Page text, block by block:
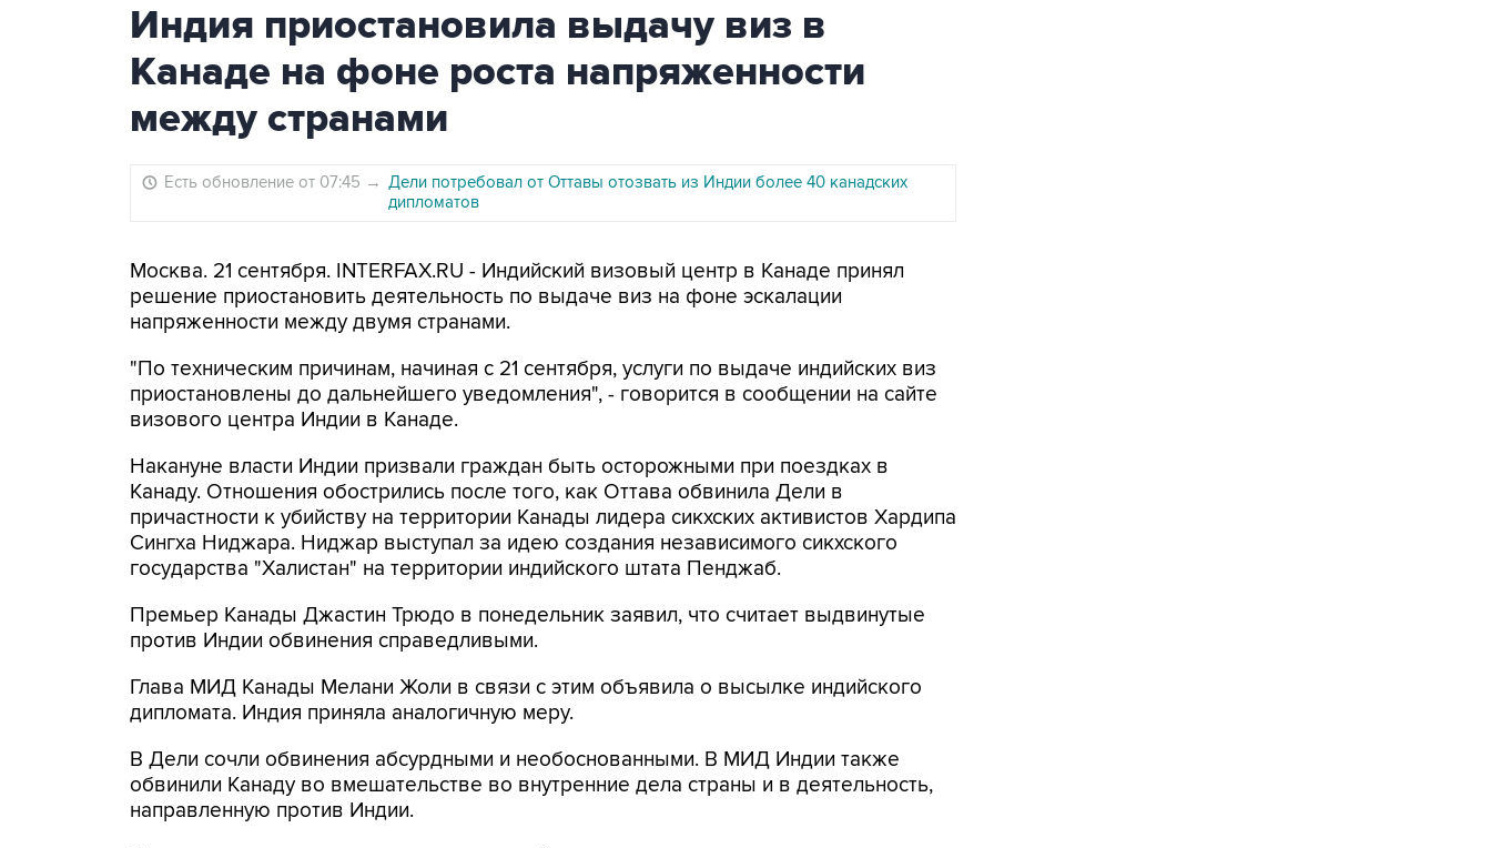
Индия приостановила выдачу виз в
Канаде на фоне роста напряженности
между странами
Есть обновление от 07:45 → Дели потребовал от Оттавы отозвать из Индии более 40 канадских
дипломатов
Москва. 21 сентября. INTERFAX.RU - Индийский визовый центр в Канаде принял
решение приостановить деятельность по выдаче виз на фоне эскалации
напряженности между двумя странами.
"По техническим причинам, начиная с 21 сентября, услуги по выдаче индийских виз
приостановлены до дальнейшего уведомления", - говорится в сообщении на сайте
визового центра Индии в Канаде.
Накануне власти Индии призвали граждан быть осторожными при поездках в
Канаду. Отношения обострились после того, как Оттава обвинила Дели в
причастности к убийству на территории Канады лидера сикхских активистов Хардипа
Сингха Ниджара. Ниджар выступал за идею создания независимого сикхского
государства "Халистан" на территории индийского штата Пенджаб.
Премьер Канады Джастин Трюдо в понедельник заявил, что считает выдвинутые
против Индии обвинения справедливыми.
Глава МИД Канады Мелани Жоли в связи с этим объявила о высылке индийского
дипломата. Индия приняла аналогичную меру.
В Дели сочли обвинения абсурдными и необоснованными. В МИД Индии также
обвинили Канаду во вмешательстве во внутренние дела страны и в деятельность,
направленную против Индии.